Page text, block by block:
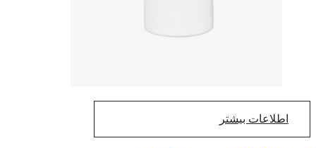
اطلاعات بیشتر